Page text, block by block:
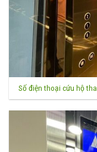
Số điện thoại cứu hộ